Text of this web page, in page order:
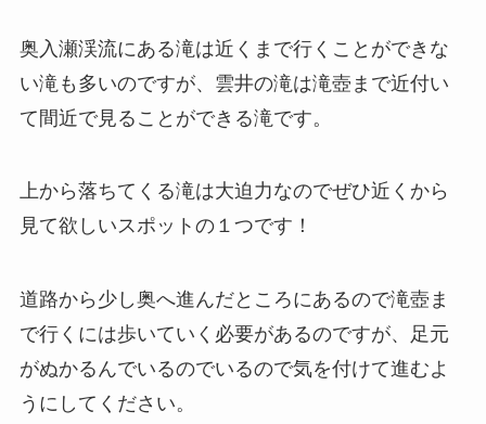
奥入瀬渓流にある滝は近くまで行くことができな
い滝も多いのですが、雲井の滝は滝壺まで近付い
て間近で見ることができる滝です。
上から落ちてくる滝は大迫力なのでぜひ近くから
見て欲しいスポットの１つです！
道路から少し奥へ進んだところにあるので滝壺ま
で行くには歩いていく必要があるのですが、足元
がぬかるんでいるのでいるので気を付けて進むよ
うにしてください。